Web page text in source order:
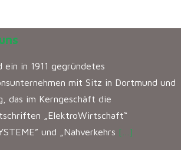
ein in 1911 gegründetes
mit Sitz in Dortmund und
das im Kerngeschäft die
„ElektroWirtschaft“
und „Nahverkehrs […]